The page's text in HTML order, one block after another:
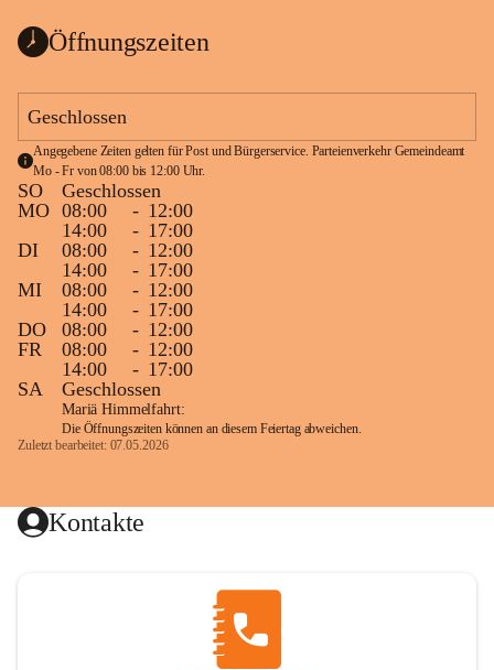
Öffnungszeiten
Geschlossen
Angegebene Zeiten gelten für Post und Bürgerservice. Parteienverkehr Gemeindeamt
Mo - Fr von 08:00 bis 12:00 Uhr.
SO
Geschlossen
MO 08:00 - 12:00
14:00
- 17:00
DI
08:00 - 12:00
14:00
- 17:00
MI
08:00 - 12:00
14:00
- 17:00
DO
08:00 - 12:00
FR
08:00 - 12:00
14:00
- 17:00
SA
Geschlossen
Mariä Himmelfahrt:
Die Öffnungszeiten können an diesem Feiertag abweichen.
Zuletzt bearbeitet: 07.05.2026
Kontakte